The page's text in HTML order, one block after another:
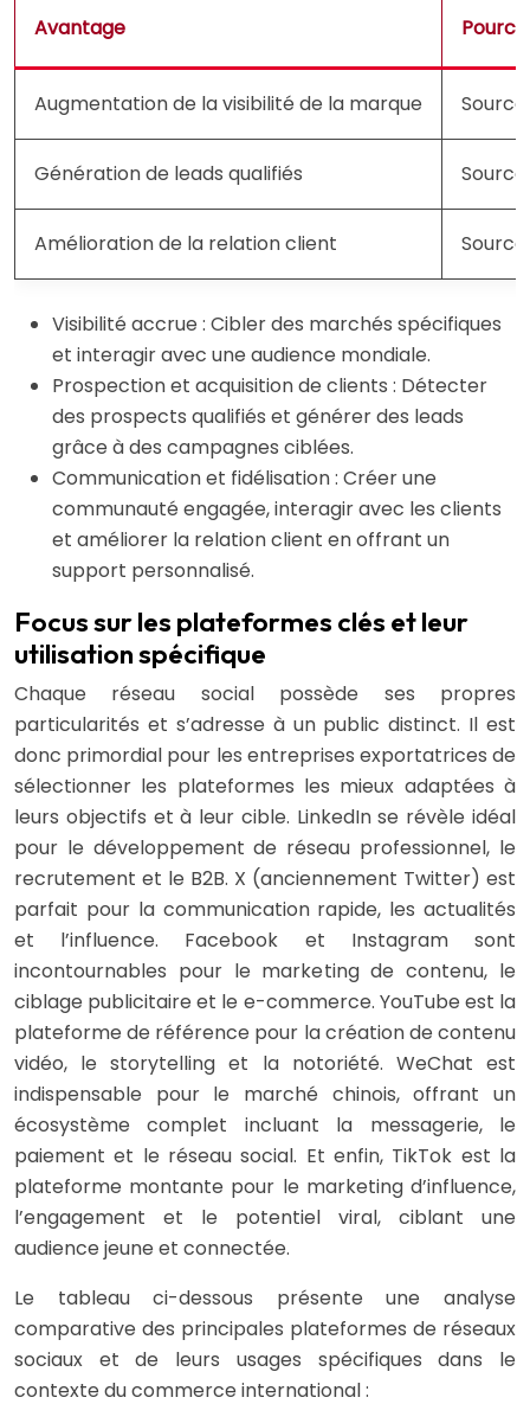
Avantage
Augmentation de la visibilité de la marque
Génération de leads qualifiés
Amélioration de la relation client
Visibilité accrue : Cibler des marchés spécifiques
et interagir avec une audience mondiale.
Prospection et acquisition de clients : Détecter
des prospects qualifiés et générer des leads
grâce à des campagnes ciblées.
Communication et fidélisation : Créer une
communauté engagée, interagir avec les clients
et améliorer la relation client en offrant un
support personnalisé.
Focus sur les plateformes clés et leur
utilisation spécifique
Chaque réseau social possède ses propres
particularités et s’adresse à un public distinct. Il est
donc primordial pour les entreprises exportatrices de
sélectionner les plateformes les mieux adaptées à
leurs objectifs et à leur cible. LinkedIn se révèle idéal
pour le développement de réseau professionnel, le
recrutement et le B2B. X (anciennement Twitter) est
parfait pour la communication rapide, les actualités
et l’influence. Facebook et Instagram sont
incontournables pour le marketing de contenu, le
ciblage publicitaire et le e-commerce. YouTube est la
plateforme de référence pour la création de contenu
vidéo, le storytelling et la notoriété. WeChat est
indispensable pour le marché chinois, offrant un
écosystème complet incluant la messagerie, le
paiement et le réseau social. Et enfin, TikTok est la
plateforme montante pour le marketing d’influence,
l’engagement et le potentiel viral, ciblant une
audience jeune et connectée.
Le tableau ci-dessous présente une analyse
comparative des principales plateformes de réseaux
sociaux et de leurs usages spécifiques dans le
contexte du commerce international :